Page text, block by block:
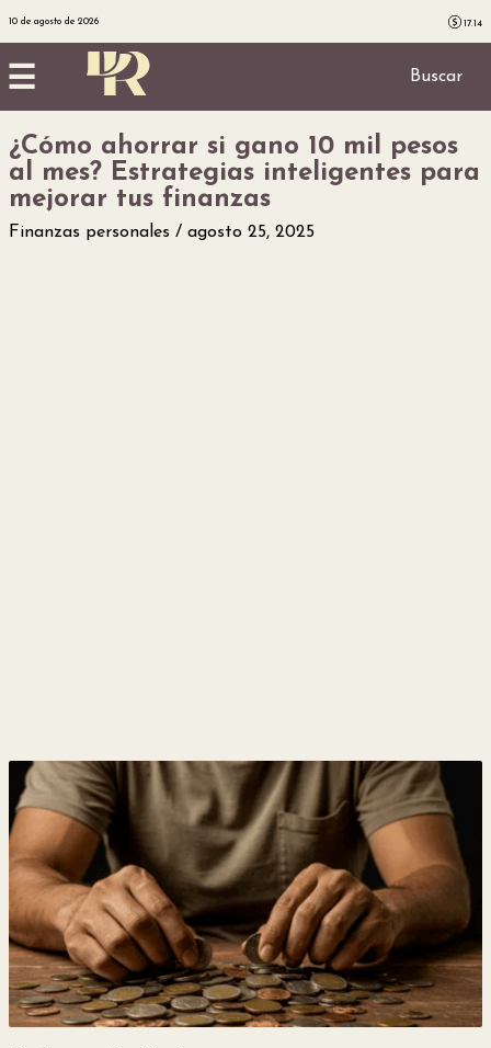
10 de agosto de 2026 17.14
☰ Buscar
Inicio
Noticias
¿Cómo ahorrar si gano 10 mil pesos
al mes? Estrategias inteligentes para
mejorar tus finanzas
Finanzas personales agosto 25, 2025